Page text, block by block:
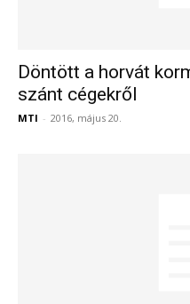
Döntött a horvát
szánt cégekről
MTI - 2016, május 20.